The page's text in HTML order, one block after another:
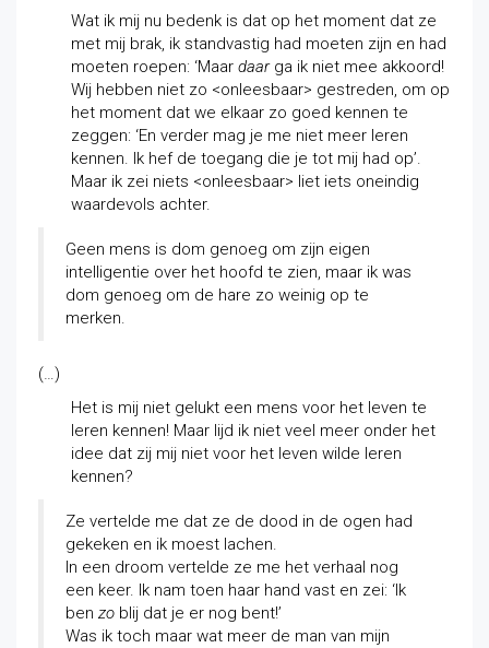
Wat ik mij nu bedenk is dat op het moment dat ze
met mij brak, ik standvastig had moeten zijn en had
moeten roepen: ‘Maar daarga ik niet mee akkoord!
Wij hebben niet zo <onleesbaar> gestreden, om op
het moment dat we elkaar zo goed kennen te
zeggen: ‘En verder mag je me niet meer leren
kennen. Ik hef de toegang die je tot mij had op’.
Maar ik zei niets <onleesbaar> liet iets oneindig
waardevols achter.
Geen mens is dom genoeg om zijn eigen
intelligentie over het hoofd te zien, maar ik was
dom genoeg om de hare zo weinig op te
merken.
(…)
Het is mij niet gelukt een mens voor het leven te
leren kennen! Maar lijd ik niet veel meer onder het
idee dat zij mij niet voor het leven wilde leren
kennen?
Ze vertelde me dat ze de dood in de ogen had
gekeken en ik moest lachen.
In een droom vertelde ze me het verhaal nog
een keer. Ik nam toen haar hand vast en zei: ‘Ik
ben zo blij dat je er nog bent!’
Was ik toch maar wat meer de man van mijn